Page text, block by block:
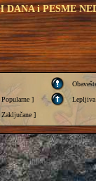
DANA i PESME
]
Lepljiva
]